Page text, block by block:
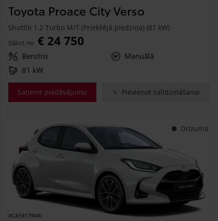
Toyota Proace City Verso
Shuttle 1.2 Turbo M/T (Priekšējā piedziņa) (81 kW)
Sākot no € 24 750
Benzīns
Manuālā
81 kW
Saņemt piedāvājumu Pievienot salīdzināšanai
Drīzumā
#CA59179840